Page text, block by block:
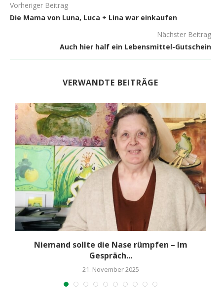
Vorheriger Beitrag
Die Mama von Luna, Luca + Lina war einkaufen
Nächster Beitrag
Auch hier half ein Lebensmittel-Gutschein
VERWANDTE BEITRÄGE
Niemand sollte die Nase rümpfen – Im
Gespräch...
21. November 2025